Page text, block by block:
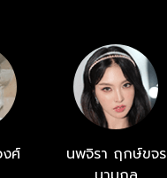
งศ์
นพจิรา ฤกษ์ขจร